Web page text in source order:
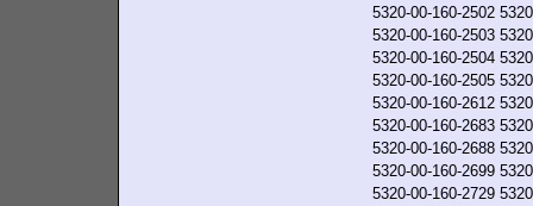
5320-00-160-2502
5320-00-160-2503
5320-00-160-2504
5320-00-160-2505
5320-00-160-2612
5320-00-160-2683
5320-00-160-2688
5320-00-160-2699
5320-00-160-2729